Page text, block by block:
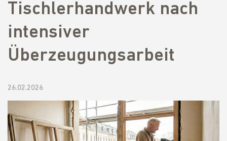
Tischlerhandwerk nach
intensiver
Überzeugungsarbeit
26.02.2026